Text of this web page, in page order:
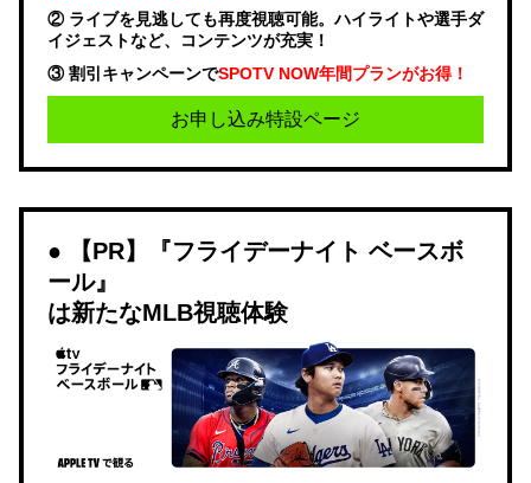
② ライブを見逃しても再度視聴可能。ハイライトや選手ダ
イジェストなど、コンテンツが充実！
③ 割引キャンペーンでSPOTV NOW年間プランがお得！
お申し込み特設ページ
【PR】『フライデーナイト ベースボ
ール』
は新たなMLB視聴体験